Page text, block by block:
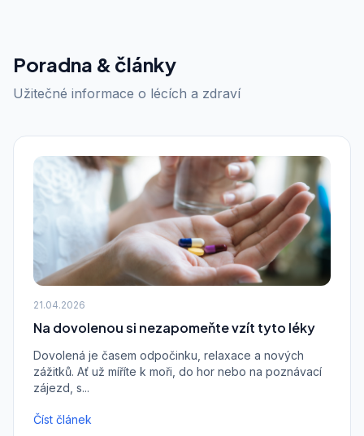
Poradna & články
Užitečné informace o lécích a zdraví
21.04.2026
Na dovolenou si nezapomeňte vzít tyto léky
Dovolená je časem odpočinku, relaxace a nových
zážitků. Ať už míříte k moři, do hor nebo na poznávací
zájezd, s...
Číst článek